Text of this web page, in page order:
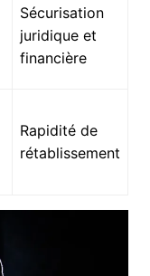
Sécurisation
juridique et
financière
Rapidité de
rétablissement